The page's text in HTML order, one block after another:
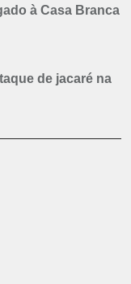
à Casa Branca
de jacaré na